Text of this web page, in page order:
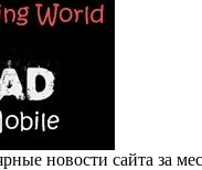
новости сайта за